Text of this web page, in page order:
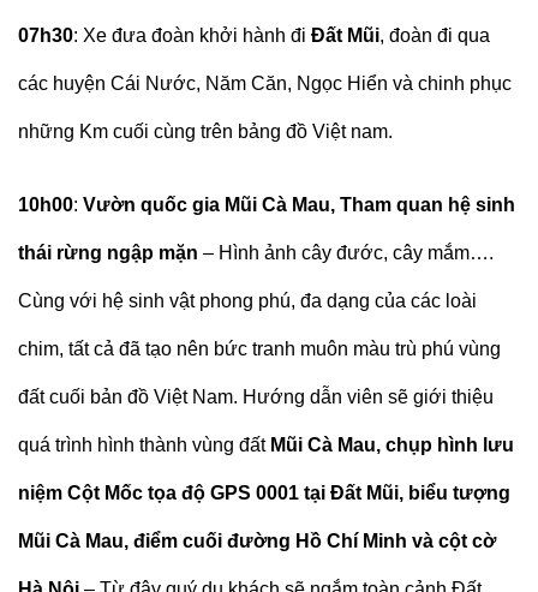
07h30: Xe đưa đoàn khởi hành đi Đất Mũi, đoàn đi qua
các huyện Cái Nước, Năm Căn, Ngọc Hiển và chinh phục
những Km cuối cùng trên bảng đồ Việt nam.
10h00: Vườn quốc gia Mũi Cà Mau, Tham quan hệ sinh
thái rừng ngập mặn – Hình ảnh cây đước, cây mắm….
Cùng với hệ sinh vật phong phú, đa dạng của các loài
chim, tất cả đã tạo nên bức tranh muôn màu trù phú vùng
đất cuối bản đồ Việt Nam. Hướng dẫn viên sẽ giới thiệu
quá trình hình thành vùng đất Mũi Cà Mau, chụp hình lưu
niệm Cột Mốc tọa độ GPS 0001 tại Đất Mũi, biểu tượng
Mũi Cà Mau, điểm cuối đường Hồ Chí Minh và cột cờ